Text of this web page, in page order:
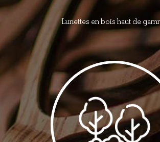
Lunettes en bois haut de